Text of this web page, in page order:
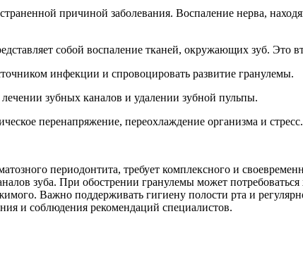
причиной заболевания. Воспаление нерва,
собой воспаление тканей, окружающих зуб. Это
инфекции и спровоцировать развитие гранулемы.
зубных каналов и удалении зубной пульпы.
перенапряжение, переохлаждение организма и стресс.
периодонтита, требует комплексного и
зуба. При обострении гранулемы может потребоваться
Важно поддерживать гигиену полости рта и
и соблюдения рекомендаций специалистов.